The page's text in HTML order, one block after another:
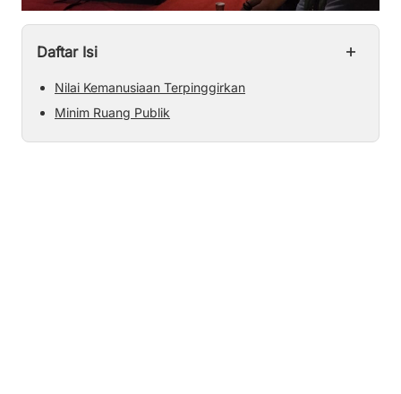
Daftar Isi +
Nilai Kemanusiaan Terpinggirkan
Minim Ruang Publik